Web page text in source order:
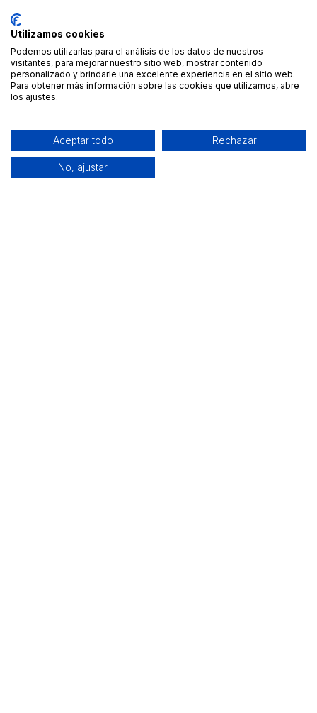
Utilizamos cookies
Podemos utilizarlas para el análisis de los datos de nuestros
visitantes, para mejorar nuestro sitio web, mostrar contenido
personalizado y brindarle una excelente experiencia en el sitio web.
Para obtener más información sobre las cookies que utilizamos, abre
los ajustes.
Aceptar todo Rechazar
No, ajustar